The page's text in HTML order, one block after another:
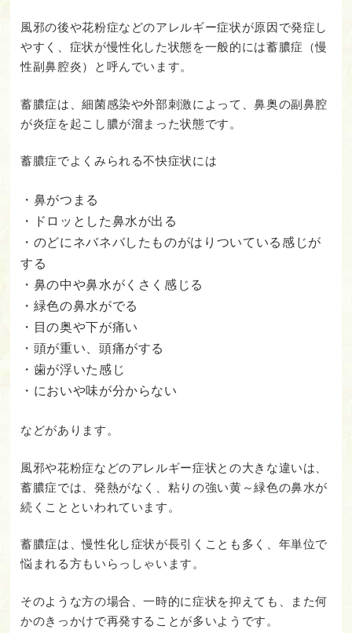
風邪の後や花粉症などのアレルギー症状が原因で発症し
やすく、症状が慢性化した状態を一般的には蓄膿症（慢
性副鼻腔炎）と呼んでいます。
蓄膿症は、細菌感染や外部刺激によって、鼻奥の副鼻腔
が炎症を起こし膿が溜まった状態です。
蓄膿症でよくみられる不快症状には
・鼻がつまる
・ドロッとした鼻水が出る
・のどにネバネバしたものがはりついている感じが
する
・鼻の中や鼻水がくさく感じる
・緑色の鼻水がでる
・目の奥や下が痛い
・頭が重い、頭痛がする
・歯が浮いた感じ
・においや味が分からない
などがあります。
風邪や花粉症などのアレルギー症状との大きな違いは、
蓄膿症では、発熱がなく、粘りの強い黄～緑色の鼻水が
続くことといわれています。
蓄膿症は、慢性化し症状が長引くことも多く、年単位で
悩まれる方もいらっしゃいます。
そのような方の場合、一時的に症状を抑えても、また何
かのきっかけで再発することが多いようです。